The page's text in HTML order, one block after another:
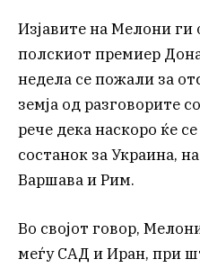
Изјавите на Мелони ги
полскиот премиер
недела се пожали за
земја од разговорите
рече дека наскоро ќе
состанок за Украина,
Варшава и Рим.
Во својот говор,
меѓу САД и Иран, при